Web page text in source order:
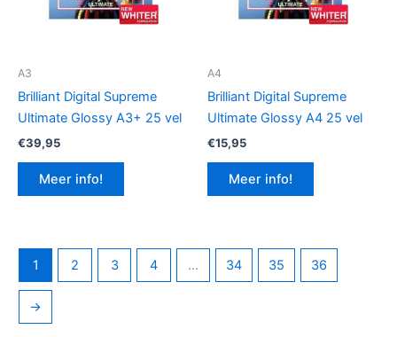
A3
Brilliant Digital Supreme
Ultimate Glossy A3+ 25 vel
€39,95
Meer info!
A4
Brilliant Digital Supreme
Ultimate Glossy A4 25 vel
€15,95
Meer info!
1 2 3 4 … 34 35 36
→